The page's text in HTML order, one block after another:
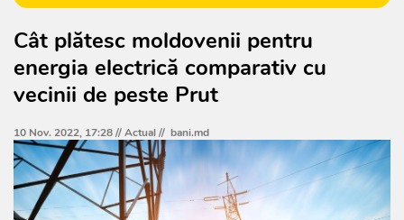
Cât plătesc moldovenii pentru
energia electrică comparativ cu
vecinii de peste Prut
10 Nov. 2022, 17:28 //Actual// bani.md